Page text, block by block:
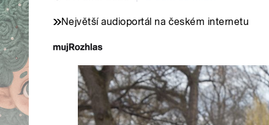
Největší audioportál na českém internetu